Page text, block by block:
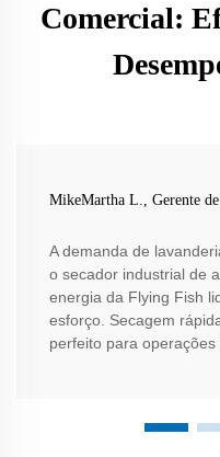
Comercial:
MikeMartha L., Gerente
A demanda de
o secador industrial de
energia da Flying Fish
esforço. Secagem
perfeito para operações